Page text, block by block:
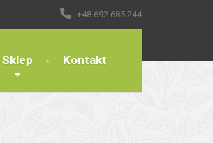
+48 692 685 244
Sklep Kontakt